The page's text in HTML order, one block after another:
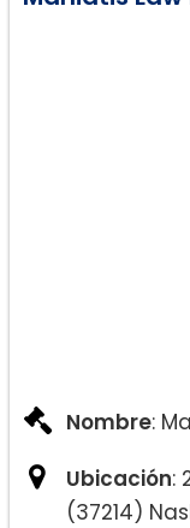
Nombre:
Ubicación:
(37214)